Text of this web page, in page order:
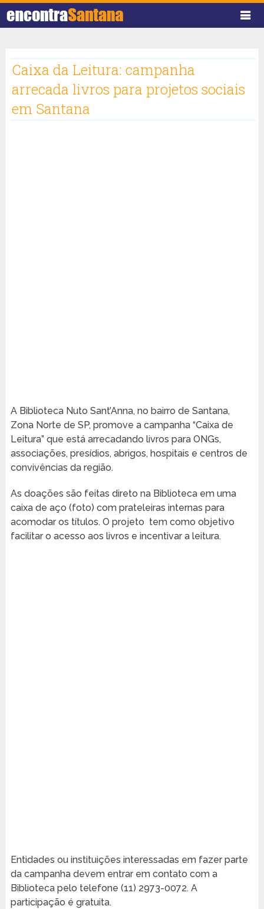
Caixa da Leitura: campanha
arrecada livros para projetos sociais
em Santana
A Biblioteca Nuto Sant’Anna, no bairro de Santana,
Zona Norte de SP, promove a campanha “Caixa de
Leitura” que está arrecadando livros para ONGs,
associações, presídios, abrigos, hospitais e centros de
convivências da região.
As doações são feitas direto na Biblioteca em uma
caixa de aço (foto) com prateleiras internas para
acomodar os títulos. O projeto tem como objetivo
facilitar o acesso aos livros e incentivar a leitura.
Entidades ou instituições interessadas em fazer parte
da campanha devem entrar em contato com a
Biblioteca pelo telefone (11) 2973-0072. A
participação é gratuita.